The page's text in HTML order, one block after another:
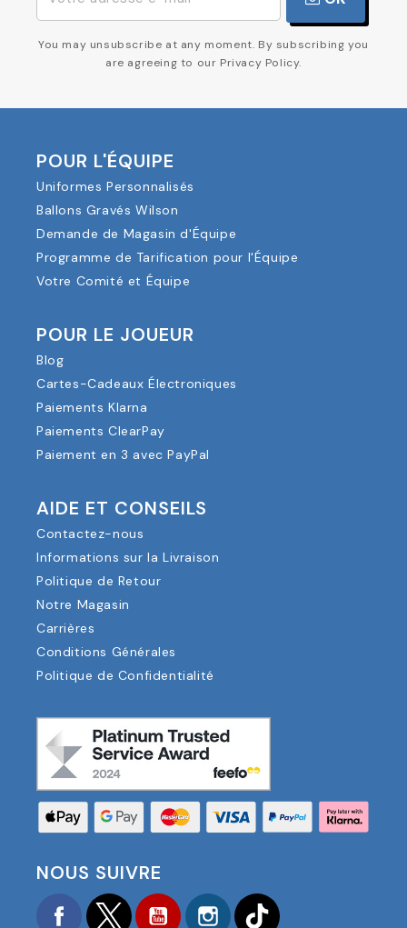
You may unsubscribe at any moment. By subscribing you
are agreeing to our Privacy Policy.
POUR L'ÉQUIPE
Uniformes Personnalisés
Ballons Gravés Wilson
Demande de Magasin d'Équipe
Programme de Tarification pour l'Équipe
Votre Comité et Équipe
POUR LE JOUEUR
Blog
Cartes-Cadeaux Électroniques
Paiements Klarna
Paiements ClearPay
Paiement en 3 avec PayPal
AIDE ET CONSEILS
Contactez-nous
Informations sur la Livraison
Politique de Retour
Notre Magasin
Carrières
Conditions Générales
Politique de Confidentialité
NOUS SUIVRE
FacebookTwitter YouTubeInstagram